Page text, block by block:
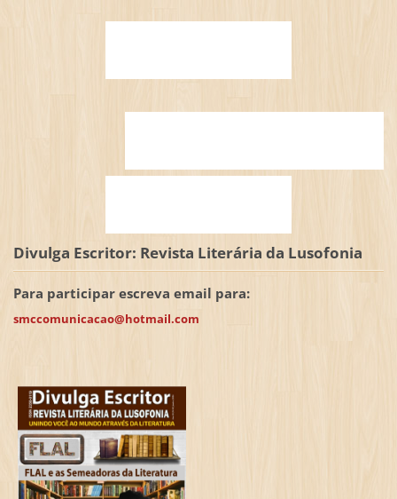
Divulga Escritor: Revista Literária da Lusofonia
Para participar escreva email para:
smccomunicacao@hotmail.com